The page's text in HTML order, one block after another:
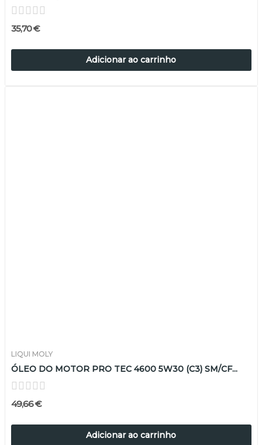
35,70 €
Adicionar ao carrinho
LIQUI MOLY
ÓLEO DO MOTOR PRO TEC 4600 5W30 (C3) SM/CF...
49,66 €
Adicionar ao carrinho